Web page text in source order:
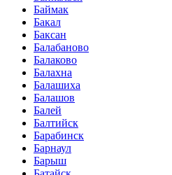
Баймак
Бакал
Баксан
Балабаново
Балаково
Балахна
Балашиха
Балашов
Балей
Балтийск
Барабинск
Барнаул
Барыш